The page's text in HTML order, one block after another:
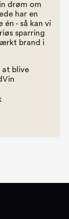
drøm om
har en
- så kan vi
sparring
brand i
at blive